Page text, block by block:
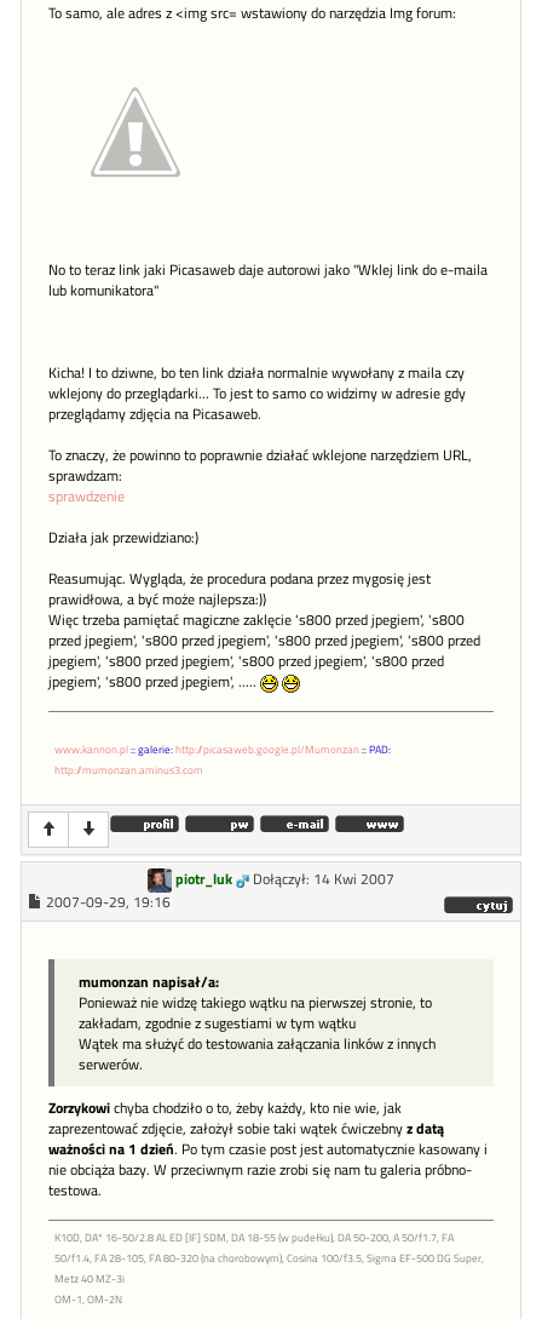
To samo, ale adres z <img src= wstawiony do narzędzia Img forum:
No to teraz link jaki Picasaweb daje autorowi jako "Wklej link do e-maila
lub komunikatora"
Kicha! I to dziwne, bo ten link działa normalnie wywołany z maila czy
wklejony do przeglądarki... To jest to samo co widzimy w adresie gdy
przeglądamy zdjęcia na Picasaweb.
To znaczy, że powinno to poprawnie działać wklejone narzędziem URL,
sprawdzam:
sprawdzenie
Działa jak przewidziano:)
Reasumując. Wygląda, że procedura podana przez mygosię jest
prawidłowa, a być może najlepsza:))
Więc trzeba pamiętać magiczne zaklęcie 's800 przed jpegiem', 's800
przed jpegiem', 's800 przed jpegiem', 's800 przed jpegiem', 's800 przed
jpegiem', 's800 przed jpegiem', 's800 przed jpegiem', 's800 przed
jpegiem', 's800 przed jpegiem', .....
www.kannon.pl:: galerie:http://picasaweb.google.pl/Mumonzan:: PAD:
http://mumonzan.aminus3.com
piotr_luk
Dołączył: 14 Kwi 2007
2007-09-29, 19:16
mumonzan napisał/a:
Ponieważ nie widzę takiego wątku na pierwszej stronie, to
zakładam, zgodnie z sugestiami w tym wątku
Wątek ma służyć do testowania załączania linków z innych
serwerów.
Zorzykowichyba chodziło o to, żeby każdy, kto nie wie, jak
zaprezentować zdjęcie, założył sobie taki wątek ćwiczebnyz datą
ważności na 1 dzień. Po tym czasie post jest automatycznie kasowany i
nie obciąża bazy. W przeciwnym razie zrobi się nam tu galeria próbno-
testowa.
K10D, DA* 16-50/2.8 AL ED [IF] SDM, DA 18-55 (w pudełku), DA 50-200, A 50/f1.7, FA
50/f1.4, FA 28-105, FA 80-320 (na chorobowym), Cosina 100/f3.5, Sigma EF-500 DG Super,
Metz 40 MZ-3i
OM-1, OM-2N